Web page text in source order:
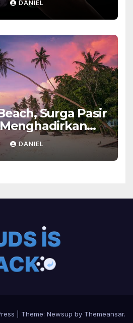
Ini
DANIEL
Surga Pasir
dan Pesona
DANIEL
Theme: Newsup by Themeansar.